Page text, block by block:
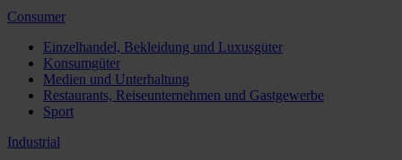
Consumer
Einzelhandel, Bekleidung und Luxusgüter
Konsumgüter
Medien und Unterhaltung
Restaurants, Reiseunternehmen und Gastgewerbe
Sport
Industrial